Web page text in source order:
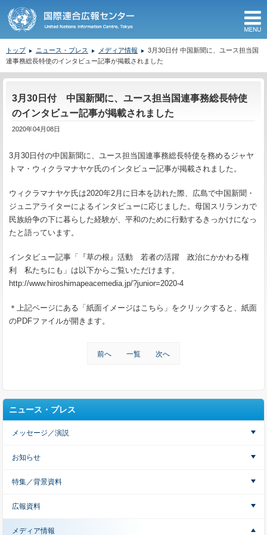
トップ ニュース・プレス メディア情報
3月30日付 中国新聞に、ユース担当国
連事務総長特使のインタビュー記事が掲載されました
3月30日付 中国新聞に、ユース担当国連事務総長特使
のインタビュー記事が掲載されました
2020年04月08日
3月 30 日付の中国新聞に、ユース担当国連事務総長特使を務めるジャヤ
トマ・ウィクラマナヤケ氏のインタビュー記事が掲載されました。
ウィクラマナヤケ氏は2020年2月に日本を訪れた際、広島で中国新聞・
ジュニアライターによるインタビューに応じました。母国スリランカで
民族紛争の下に暮らした経験が、平和のために行動するきっかけになっ
たと語っています。
インタビュー記事「『草の根』活動 若者の活躍 政治にかかわる権
利 私たちにも」は以下からご覧いただけます。
http://www.hiroshimapeacemedia.jp/?junior=2020-4
＊上記ページにある「紙面イメージはこちら」をクリックすると、紙面
のPDFファイルが開きます。
前へ 一覧 次へ
ニュース・プレス
メッセージ／演説
お知らせ
特集／背景資料
広報資料
メディア情報